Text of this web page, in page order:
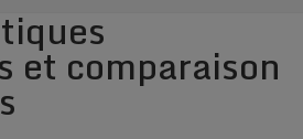
et comparaison